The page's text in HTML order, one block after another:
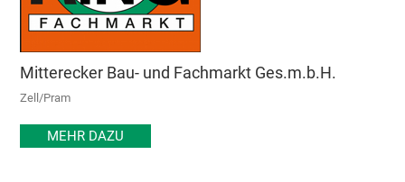
Mitterecker Bau- und Fachmarkt Ges.m.b.H.
Zell/Pram
MEHR DAZU